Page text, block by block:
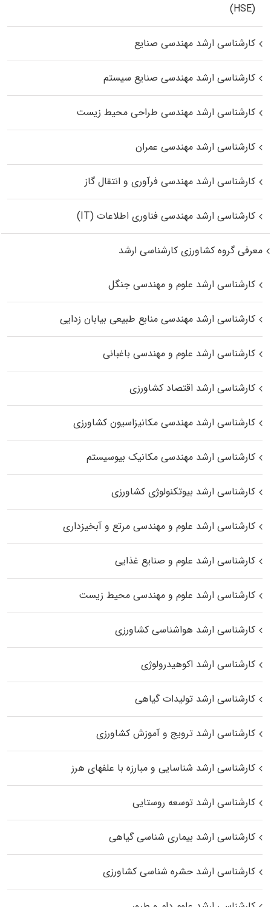
(HSE)
کارشناسی ارشد مهندسی صنایع
کارشناسی ارشد مهندسی صنایع سیستم
کارشناسی ارشد مهندسی طراحی محیط زیست
کارشناسی ارشد مهندسی عمران
کارشناسی ارشد مهندسی فرآوری و انتقال گاز
کارشناسی ارشد مهندسی فناوری اطلاعات (IT)
معرفی گروه کشاورزی کارشناسی ارشد
کارشناسی ارشد علوم و مهندسی جنگل
کارشناسی ارشد مهندسی منابع طبیعی بیابان زدایی
کارشناسی ارشد علوم و مهندسی باغبانی
کارشناسی ارشد اقتصاد کشاورزی
کارشناسی ارشد مهندسی مکانیزاسیون کشاورزی
کارشناسی ارشد مهندسی مکانیک بیوسیستم
کارشناسی ارشد بیوتکنولوژی کشاورزی
کارشناسی ارشد علوم و مهندسی مرتع و آبخیزداری
کارشناسی ارشد علوم و صنایع غذایی
کارشناسی ارشد علوم و مهندسی محیط زیست
کارشناسی ارشد هواشناسی کشاورزی
کارشناسی ارشد اکوهیدرولوژی
کارشناسی ارشد تولیدات گیاهی
کارشناسی ارشد ترویج و آموزش کشاورزی
کارشناسی ارشد شناسایی و مبارزه با علفهای هرز
کارشناسی ارشد توسعه روستایی
کارشناسی ارشد بیماری‌ شناسی گیاهی
کارشناسی ارشد حشره‌ شناسی کشاورزی